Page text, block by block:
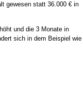
gewesen statt 36.000 € in
und die 3 Monate in
sich in dem Beispiel wie